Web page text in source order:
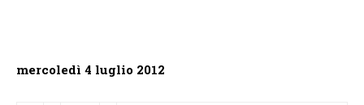
mercoledì 4 luglio 2012